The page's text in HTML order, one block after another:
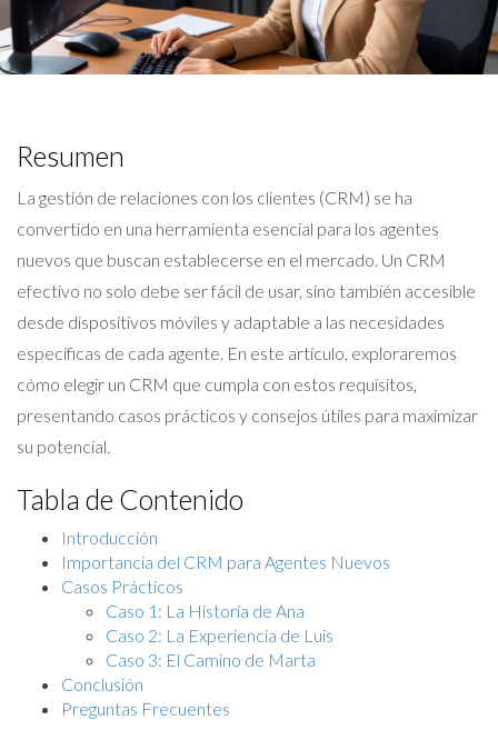
Resumen
La gestión de relaciones con los clientes (CRM) se ha
convertido en una herramienta esencial para los agentes
nuevos que buscan establecerse en el mercado. Un CRM
efectivo no solo debe ser fácil de usar, sino también accesible
desde dispositivos móviles y adaptable a las necesidades
específicas de cada agente. En este artículo, exploraremos
cómo elegir un CRM que cumpla con estos requisitos,
presentando casos prácticos y consejos útiles para maximizar
su potencial.
Tabla de Contenido
Introducción
Importancia del CRM para Agentes Nuevos
Casos Prácticos
Caso 1: La Historia de Ana
Caso 2: La Experiencia de Luis
Caso 3: El Camino de Marta
Conclusión
Preguntas Frecuentes